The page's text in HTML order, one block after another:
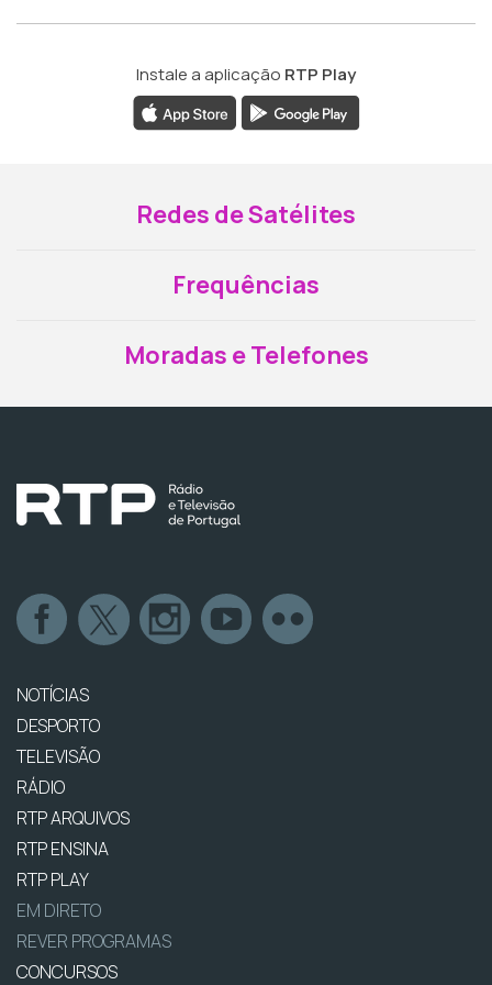
Instale a aplicação RTP Play
Redes de Satélites
Frequências
Moradas e Telefones
NOTÍCIAS
DESPORTO
TELEVISÃO
RÁDIO
RTP ARQUIVOS
RTP ENSINA
RTP PLAY
EM DIRETO
REVER PROGRAMAS
CONCURSOS